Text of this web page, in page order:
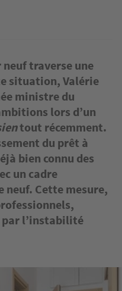
traverse une
situation, Valérie
ministre du
lors d’un
tout récemment.
du prêt à
bien connu des
un cadre
Cette mesure,
l’instabilité